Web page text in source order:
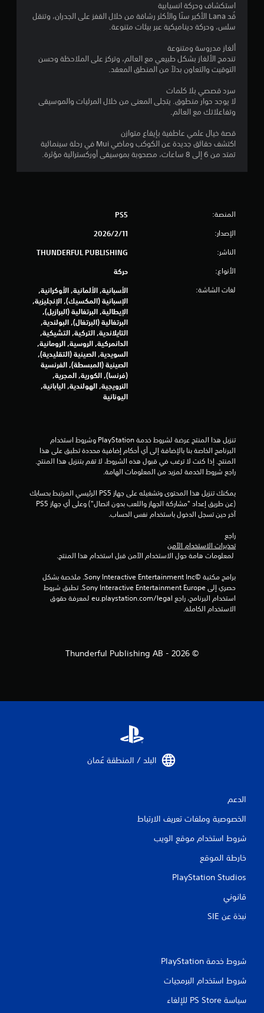
ل
7
7
ن
ا
ي
م
ا
ت
استكشاف وحركة انسيابية
قُد Lana الأكبر سنًا والأكثر رشاقة من خلال القفز على الجدران، وتنقل
سلس، وحركة ديناميكية عبر بيئات متنوعة.
ألغاز مدروسة ومتنوعة
تندمج الألغاز بشكل طبيعي مع العالم، وتركز على الملاحظة وحسن
التوقيت والتعاون بدلاً من المنطق المعقد.
سرد قصصي بلا كلمات
لا يوجد حوار منطوق. يتجلى المعنى من خلال المرئيات والموسيقى
وتفاعلاتك مع العالم.
قصة خيال علمي عاطفية بإيقاع متوازن
اكتشف حقائق جديدة عن الكوكب وماضي Mui في رحلة سينمائية
تمتد من 6 إلى 8 ساعات، مصحوبة بموسيقى أوركسترالية مؤثرة.
المنصة: PS5
الإصدار: 11‏/2‏/2026
الناشر: THUNDERFUL PUBLISHING
الأنواع: حركة
لغات الشاشة:
الأسبانية, الألمانية, الأوكرانية,
الإسبانية (المكسيك), الإنجليزية,
الإيطالية, البرتغالية (البرازيل),
البرتغالية (البرتغال), البولندية,
التايلاندية, التركية, التشيكية,
الدانمركية, الروسية, الرومانية,
السويدية, الصينية (التقليدية),
الصينية (المبسطة), الفرنسية
(فرنسا), الكورية, المجرية,
النرويجية, الهولندية, اليابانية,
اليونانية
راجع شروط الخدمة لمزيد من المعلومات الهامة.
آخر حين تسجل الدخول باستخدام نفس الحساب.
راجع
تحذيرات الاستخدام الآمن
الاستخدام الكاملة.
© 2026 - Thunderful Publishing AB
البلد / المنطقة عُمان‏
الدعم
الخصوصية وملفات تعريف الارتباط
شروط استخدام موقع الويب
خارطة الموقع
PlayStation Studios
قانوني
نبذة عن SIE‏
شروط خدمة PlayStation‏
شروط استخدام البرمجيات
سياسة PS Store للإلغاء